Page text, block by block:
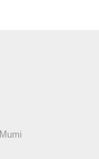
Mumi